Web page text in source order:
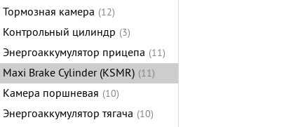
Тормозная камера (12)
Контрольный цилиндр (3)
Энергоаккумулятор прицепа (11)
Maxi Brake Cylinder (KSMR) (11)
Камера поршневая (10)
Энергоаккумулятор тягача (10)